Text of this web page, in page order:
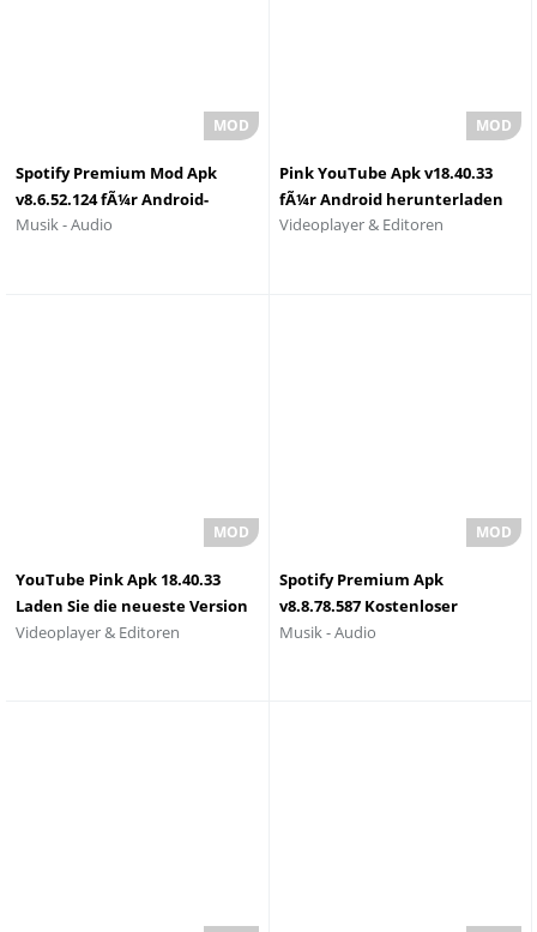
Spotify Premium Mod Apk
v8.6.52.124 fÃ¼r Android-
Download 2025
Musik - Audio
Pink YouTube Apk v18.40.33
fÃ¼r Android herunterladen
Videoplayer & Editoren
YouTube Pink Apk 18.40.33
Laden Sie die neueste Version
2025 herunter
Videoplayer & Editoren
Spotify Premium Apk
v8.8.78.587 Kostenloser
Download 2025
Musik - Audio